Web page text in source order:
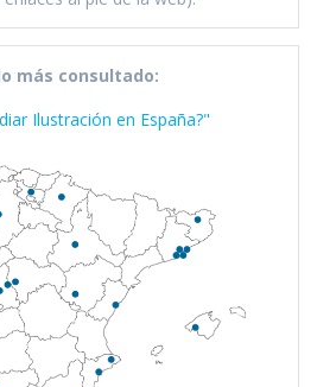
más consultado:
Ilustración en España?"